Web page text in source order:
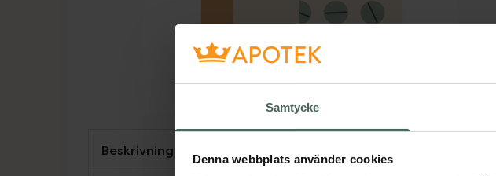
Samtycke
Denna webbplats använder cookies
Beskrivning